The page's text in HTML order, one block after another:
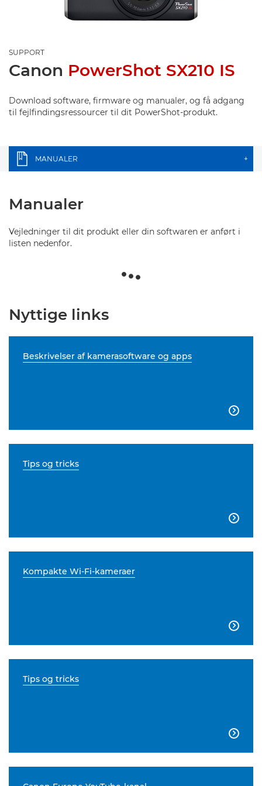
SUPPORT
Canon PowerShot SX210 IS
Download software, firmware og manualer, og få adgang
til fejlfindingsressourcer til dit PowerShot-produkt.
MANUALER +
Manualer
Vejledninger til dit produkt eller din softwaren er anført i
listen nedenfor.
Nyttige links
Beskrivelser af kamerasoftware og apps

Tips og tricks

Kompakte Wi-Fi-kameraer

Tips og tricks
